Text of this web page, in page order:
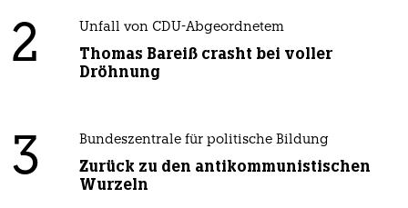
2 Unfall von CDU-Abgeordnetem
Thomas Bareiß crasht bei voller
Dröhnung
3 Bundeszentrale für politische Bildung
Zurück zu den antikommunistischen
Wurzeln